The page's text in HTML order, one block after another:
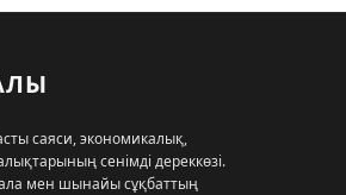
саяси, экономикалық,
сенімді дереккөзі.
мен шынайы сұқбаттың